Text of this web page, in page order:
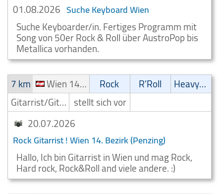
01.08.2026 Suche Keyboard Wien
Suche Keyboarder/in. Fertiges Programm mit
Song von 50er Rock & Roll über AustroPop bis
Metallica vorhanden.
7 km
Wien 14. Bezirk (Penzing) Rock R'Roll
Heavy-Metal
Gitarrist/Gitarrenspieler stellt sich vor
20.07.2026
Rock Gitarrist ! Wien 14. Bezirk (Penzing)
Hallo, Ich bin Gitarrist in Wien und mag Rock,
Hard rock, Rock&Roll and viele andere. :)